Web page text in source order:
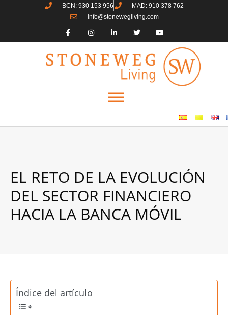
BCN: 930 153 956
MAD: 910 378 762
info@stonewegliving.com
EL RETO DE LA EVOLUCIÓN
DEL SECTOR FINANCIERO
HACIA LA BANCA MÓVIL
Índice del artículo